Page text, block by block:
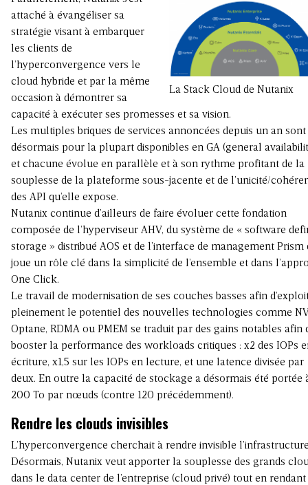
La Stack Cloud de Nutanix
attaché à évangéliser sa
stratégie visant à embarquer
les clients de
l’hyperconvergence vers le
cloud hybride et par la même
occasion à démontrer sa
capacité à exécuter ses promesses et sa vision.
Les multiples briques de services annoncées depuis un an sont
désormais pour la plupart disponibles en GA (general
et chacune évolue en parallèle et à son rythme profitant de la
souplesse de la plateforme sous-jacente et de l’unicité/
des API qu’elle expose.
Nutanix continue d’ailleurs de faire évoluer cette fondation
composée de l’hyperviseur AHV, du système de « software
storage » distribué AOS et de l’interface de management Prism
joue un rôle clé dans la simplicité de l’ensemble et dans
One Click.
Le travail de modernisation de ses couches basses afin
pleinement le potentiel des nouvelles technologies comme
Optane, RDMA ou PMEM se traduit par des gains notables afin
booster la performance des workloads critiques : x2 des IOPs
écriture, x1,5 sur les IOPs en lecture, et une latence divisée par
deux. En outre la capacité de stockage a désormais été portée
200 To par nœuds (contre 120 précédemment).
Rendre les clouds invisibles
L’hyperconvergence cherchait à rendre invisible
Désormais, Nutanix veut apporter la souplesse des grands
dans le data center de l’entreprise (cloud privé) tout en rendant